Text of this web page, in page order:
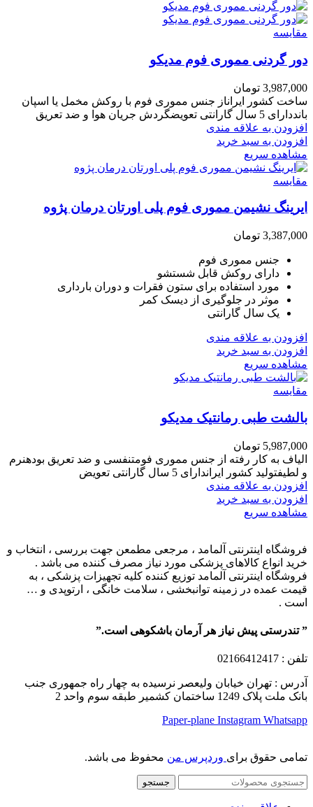
مقایسه
دور گردنی مموری فوم مدیکو
3,987,000 تومان
ساخت کشور ایراناز جنس مموری فوم با روکش مخمل یا اسپان
بانددارای 5 سال گارانتی تعویضگردش جریان هوا و ضد تعریق
افزودن به علاقه مندی
افزودن به سبد خرید
مشاهده سریع
مقایسه
ایرینگ نشیمن مموری فوم پلی اورتان درمان پژوه
3,387,000 تومان
جنس مموری فوم
دارای روکش قابل شستشو
مورد استفاده برای ستون فقرات و دوران بارداری
موثر در جلوگیری از دیسک کمر
یک سال گارانتی
افزودن به علاقه مندی
افزودن به سبد خرید
مشاهده سریع
مقایسه
بالشت طبی رمانتیک مدیکو
5,987,000 تومان
الیاف به کار رفته از جنس مموری فومتنفسی و ضد تعریق بودهنرم
و لطیفتولید کشور ایراندارای 5 سال گارانتی تعویض
افزودن به علاقه مندی
افزودن به سبد خرید
مشاهده سریع
فروشگاه اینترنتی آلمامد ، مرجعی مطمعن جهت بررسی ، انتخاب و
خرید انواع کالاهای پزشکی مورد نیاز مصرف کننده می باشد .
فروشگاه اینترنتی آلمامد توزیع کننده کلیه تجهیزات پزشکی ، به
قیمت عمده در زمینه توانبخشی ، سلامت خانگی ، ارتوپدی و …
است .
” تندرستی پیش نیاز هر آرمان باشکوهی است.”
تلفن : 02166412417
آدرس : تهران خیابان ولیعصر نرسیده به چهار راه جمهوری جنب
بانک ملت پلاک 1249 ساختمان کشمیر طبقه سوم واحد 2
Paper-plane Instagram Whatsapp
تمامی حقوق برای وردپرس من محفوظ می باشد.
جستجو